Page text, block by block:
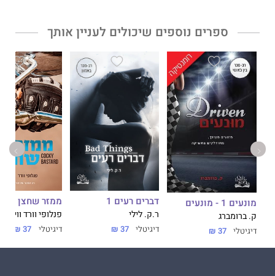
ספרים נוספים שיכולים לעניין אותך
מונעים 1 - מונעים
ק. ברומברג
דיגיטלי 37 ₪
דברים רעים 1
ר.ק. לילי
דיגיטלי 37 ₪
ממזר שחצן
פנלופי וורד ווי
דיגיטלי 37 ₪